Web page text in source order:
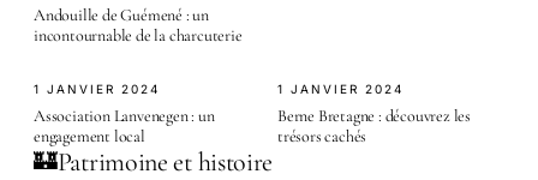
Andouille de Guémené : un
incontournable de la charcuterie
1 JANVIER 2024
Association Lanvenegen : un
engagement local
1 JANVIER 2024
Berne Bretagne : découvrez les
trésors cachés
🏰Patrimoine et histoire